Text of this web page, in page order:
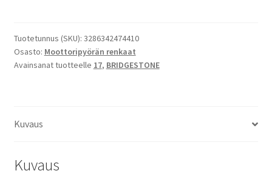
R
17
72V
Tuotetunnus (SKU): 3286342474410
Osasto: Moottoripyörän renkaat
Avainsanat tuotteelle 17, BRIDGESTONE
Kuvaus
Kuvaus